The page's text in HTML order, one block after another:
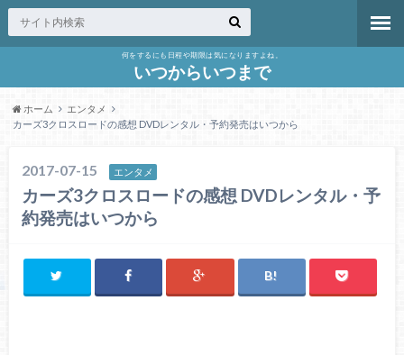
何をするにも日程や期限は気になりますよね。
いつからいつまで
ホーム
エンタメ
カーズ3クロスロードの感想 DVDレンタル・予約発売はいつから
2017-07-15 エンタメ
カーズ3クロスロードの感想 DVDレンタル・予
約発売はいつから